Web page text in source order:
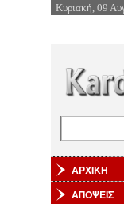
Κυριακή, 09
ΑΡΧΙΚΗ
ΑΠΟΨΕΙΣ